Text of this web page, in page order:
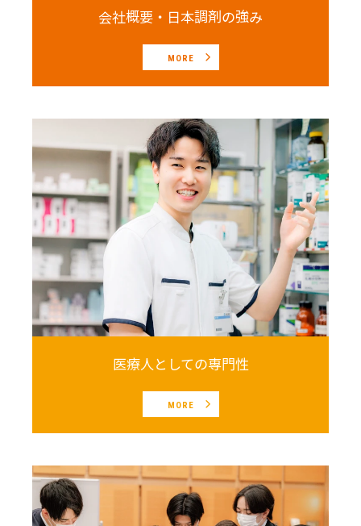
会社概要・日本調剤の強み
MORE
医療人としての専門性
MORE